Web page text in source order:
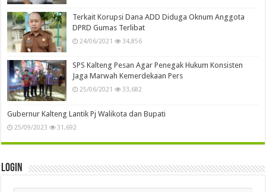
Terkait Korupsi Dana ADD Diduga Oknum Anggota
DPRD Gumas Terlibat
24/06/2021 34,856
SPS Kalteng Pesan Agar Penegak Hukum Konsisten
Jaga Marwah Kemerdekaan Pers
25/06/2021 33,682
Gubernur Kalteng Lantik Pj Walikota dan Bupati
25/09/2023 31,692
Login